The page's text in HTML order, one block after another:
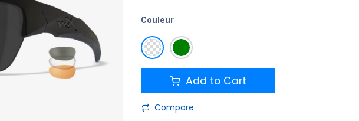
Couleur
Add to Cart
Compare